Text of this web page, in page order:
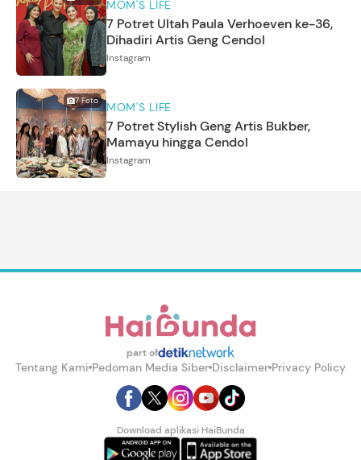
MOM'S LIFE
7 Potret Ultah Paula Verhoeven ke-36,
Dihadiri Artis Geng Cendol
Instagram
7Foto MOM'S LIFE
7 Potret Stylish Geng Artis Bukber,
Mamayu hingga Cendol
Instagram
part of
Tentang Kami Pedoman Media Siber Disclaimer Privacy Policy
Download aplikasi HaiBunda